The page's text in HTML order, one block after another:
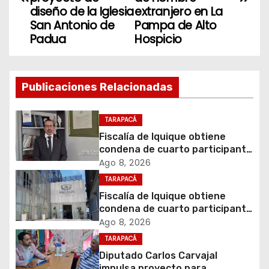
a
c
i
ó
n
d
e
e
extranjero en La
Pampa de Alto
Hospicio
diseño de la Iglesia
San Antonio de
Padua
Publicaciones Relacionadas
TARAPACÁ
Fiscalía de Iquique obtiene
condena de cuarto participante
en violento asalto a
comerciante
Ago 8, 2026
TARAPACÁ
Fiscalía de Iquique obtiene
condena de cuarto participante
en violento asalto a
comerciante
Ago 8, 2026
TARAPACÁ
Diputado Carlos Carvajal